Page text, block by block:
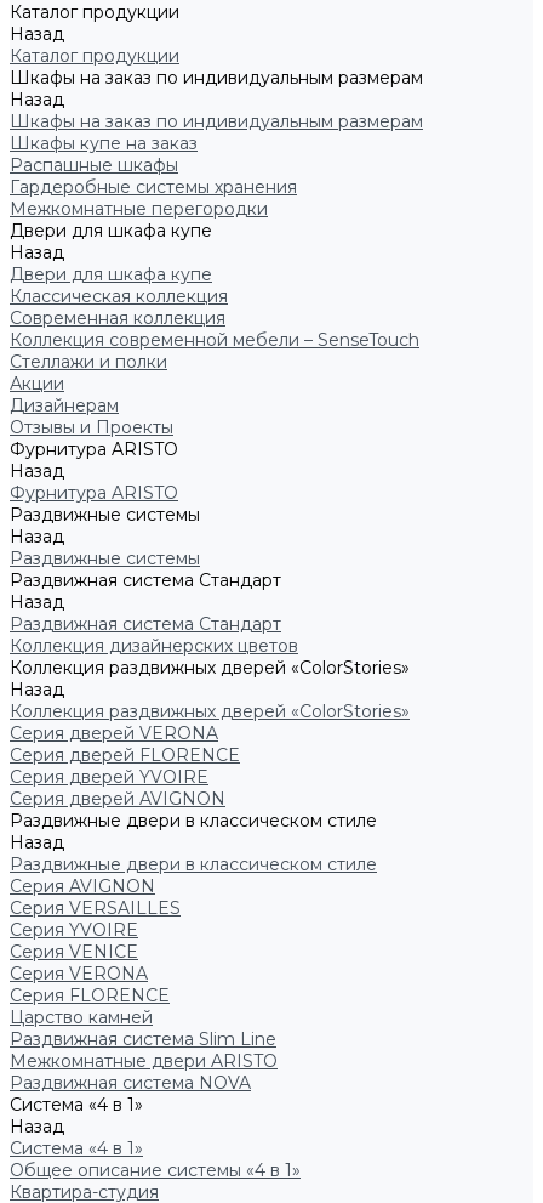
Каталог продукции
Назад
Каталог продукции
Шкафы на заказ по индивидуальным размерам
Назад
Шкафы на заказ по индивидуальным размерам
Шкафы купе на заказ
Распашные шкафы
Гардеробные системы хранения
Межкомнатные перегородки
Двери для шкафа купе
Назад
Двери для шкафа купе
Классическая коллекция
Современная коллекция
Коллекция современной мебели – SenseTouch
Стеллажи и полки
Акции
Дизайнерам
Отзывы и Проекты
Фурнитура ARISTO
Назад
Фурнитура ARISTO
Раздвижные системы
Назад
Раздвижные системы
Раздвижная система Стандарт
Назад
Раздвижная система Стандарт
Коллекция дизайнерских цветов
Коллекция раздвижных дверей «ColorStories»
Назад
Коллекция раздвижных дверей «ColorStories»
Серия дверей VERONA
Серия дверей FLORENCE
Серия дверей YVOIRE
Серия дверей AVIGNON
Раздвижные двери в классическом стиле
Назад
Раздвижные двери в классическом стиле
Серия AVIGNON
Серия VERSAILLES
Серия YVOIRE
Серия VENICE
Серия VERONA
Серия FLORENCE
Царство камней
Раздвижная система Slim Line
Межкомнатные двери ARISTO
Раздвижная система NOVA
Система «4 в 1»
Назад
Система «4 в 1»
Общее описание системы «4 в 1»
Квартира-студия